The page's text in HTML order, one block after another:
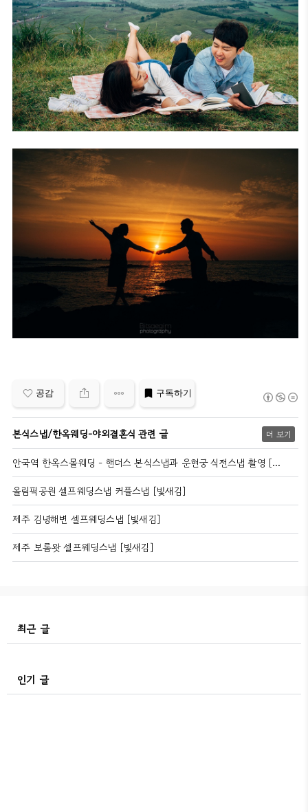
공감 구독하기
본식스냅/한옥웨딩-야외결혼식 관련 글 더 보기
안국역 한옥스몰웨딩 - 핸더스 본식스냅과 운현궁 식전스냅 촬영 [빛새김사진관]
올림픽공원 셀프웨딩스냅 커플스냅 [빛새김]
제주 김녕해변 셀프웨딩스냅 [빛새김]
제주 보롬왓 셀프웨딩스냅 [빛새김]
최근 글
인기 글